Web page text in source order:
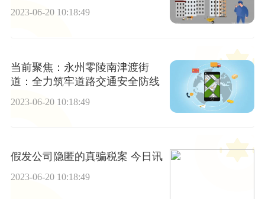
2023-06-20 10:18:49
当前聚焦：永州零陵南津渡街
道：全力筑牢道路交通安全防线
2023-06-20 10:18:49
假发公司隐匿的真骗税案 今日讯
2023-06-20 10:18:49